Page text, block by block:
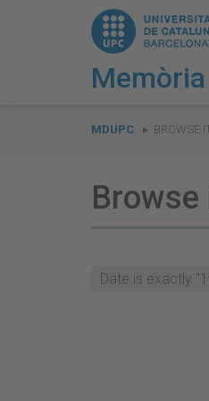
are
MDUPC BROWSE
Date is exactly